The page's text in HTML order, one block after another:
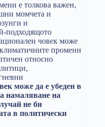
е толкова важен,
момчета и
и
подходящото
човек може
промени
относно
може да е убеден в
намаляване на
не би
в политически